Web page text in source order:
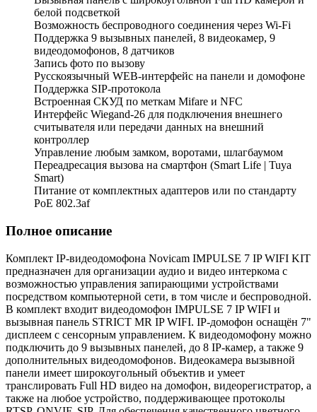
белой подсветкой
Возможность беспроводного соединения через Wi-Fi
Поддержка 9 вызывных панелей, 8 видеокамер, 9
видеодомофонов, 8 датчиков
Запись фото по вызову
Русскоязычный WEB-интерфейс на панели и домофоне
Поддержка SIP-протокола
Встроенная СКУД по меткам Mifare и NFC
Интерфейс Wiegand-26 для подключения внешнего
считывателя или передачи данных на внешний
контроллер
Управление любым замком, воротами, шлагбаумом
Переадресация вызова на смартфон (Smart Life | Tuya
Smart)
Питание от комплектных адаптеров или по стандарту
PoE 802.3af
Полное описание
Комплект IP-видеодомофона Novicam IMPULSE 7 IP WIFI KIT
предназначен для организации аудио и видео интеркома с
возможностью управления запирающими устройствами
посредством компьютерной сети, в том числе и беспроводной.
В комплект входит видеодомофон IMPULSE 7 IP WIFI и
вызывная панель STRICT MR IP WIFI. IP-домофон оснащён 7"
дисплеем с сенсорным управлением. К видеодомофону можно
подключить до 9 вызывных панелей, до 8 IP-камер, а также 9
дополнительных видеодомофонов. Видеокамера вызывной
панели имеет широкоугольный объектив и умеет
транслировать Full HD видео на домофон, видеорегистратор, а
также на любое устройство, поддерживающее протоколы